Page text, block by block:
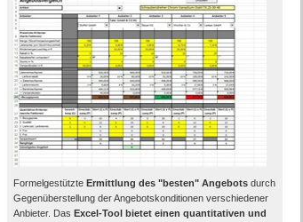
Formelgestützte Ermittlung des "besten" Angebotsdurch
Gegenüberstellung der Angebotskonditionen verschiedener
Anbieter. Das Excel-Tool bietet einen quantitativen und